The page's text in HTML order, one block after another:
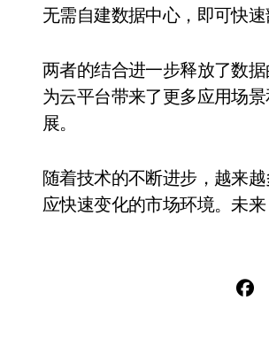
无需自建数据中心，即可快
两者的结合进一步释放了数
为云平台带来了更多应用场
展。
随着技术的不断进步，越来
应快速变化的市场环境。未